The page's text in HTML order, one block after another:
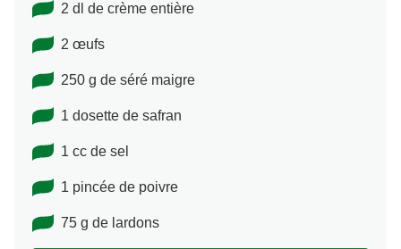
2 dl de crème entière
2 œufs
250 g de séré maigre
1 dosette de safran
1 cc de sel
1 pincée de poivre
75 g de lardons